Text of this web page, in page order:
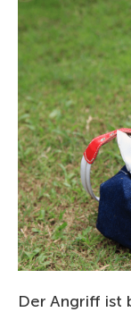
Der Angriff ist